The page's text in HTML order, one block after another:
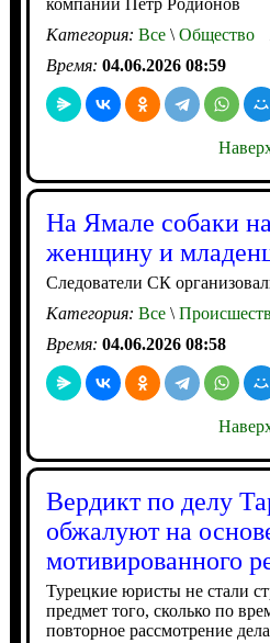
компании Петр Родионов
Категория: Все\Общество
Время: 04.06.2026 08:59
На Ямале собаки
женщину и
Следователи СК
Категория: Все\
Время: 04.06.2026 08:58
Вердикт по делу
обжалуют на
мотивированного
Турецкие юристы не стали
предмет того, сколько по
повторное рассмотрение